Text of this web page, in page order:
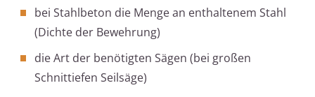
bei Stahlbeton die Menge an enthaltenem Stahl
(Dichte der Bewehrung)
die Art der benötigten Sägen (bei großen
Schnittiefen Seilsäge)